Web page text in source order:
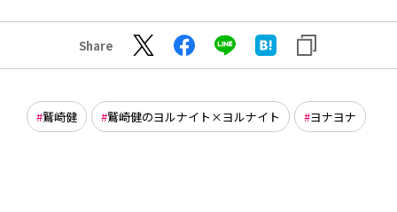
Share
鷲崎健 鷲崎健のヨルナイト×ヨルナイト ヨナヨナ